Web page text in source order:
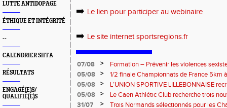
LUTTE ANTIDOPAGE
ÉTHIQUE ET INTÉGRITÉ
--
CALENDRIER SIFFA
RÉSULTATS
ENGAGÉ(E)S/
QUALIFIÉ(E)S
➡️ Le lien pour participer au webinaire
➡️ Le site internet sportsregions.fr
07/08 >
Formation – Prévenir les violences
: le 26 septembre 2026
05/08 >
1/2 finale Championnats de France 5km
13 septembre 2026 : les informations
05/08 >
L’UNION SPORTIVE LILLEBONNAISE
rentrée 2026
05/08 >
Le Caen Athlétic Club recherche trois
civique à compter de septembre 2026
31/07 >
Trois Normands sélectionnés pour les